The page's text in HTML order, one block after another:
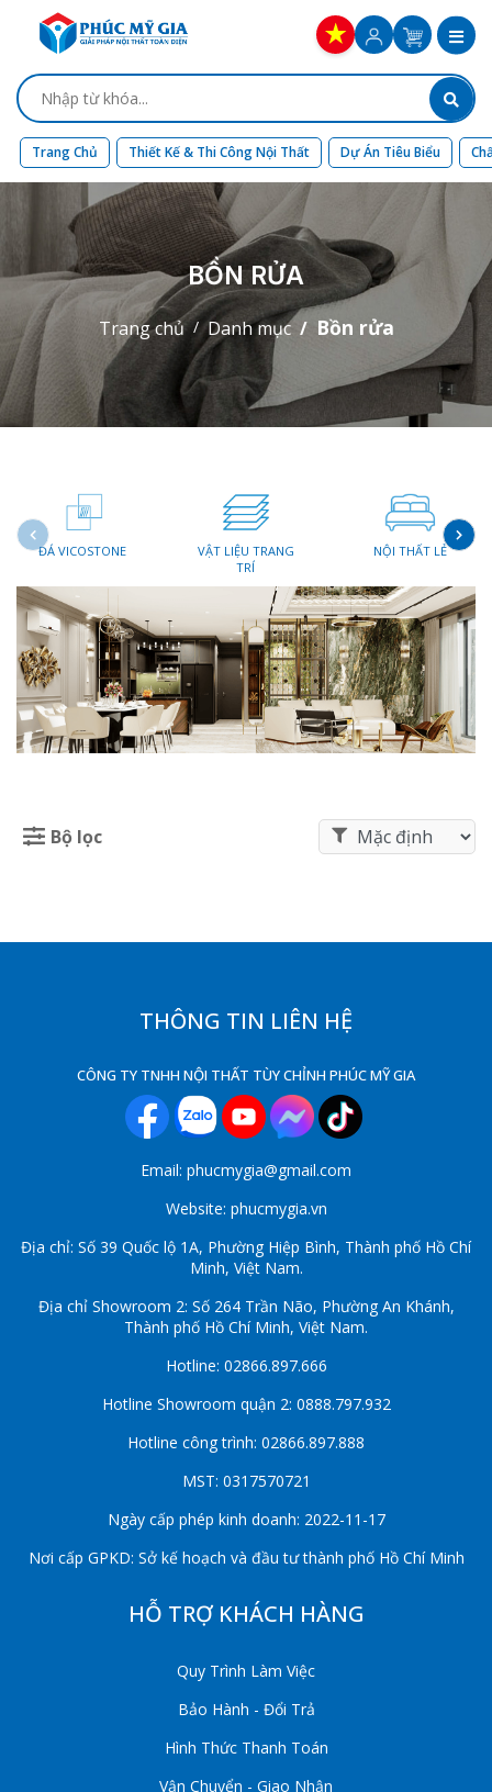
Trang Chủ Thiết Kế & Thi Công Nội Thất Dự Án Tiêu Biểu
BỒN RỬA
Trang chủ Danh mục Bồn rửa
ĐÁ VICOSTONE
VẬT LIỆU TRANG
TRÍ
NỘI THẤT LẺ
Bộ lọc
THÔNG TIN LIÊN HỆ
CÔNG TY TNHH NỘI THẤT TÙY CHỈNH PHÚC MỸ GIA
Email: phucmygia@gmail.com
Website: phucmygia.vn
Địa chỉ: Số 39 Quốc lộ 1A, Phường Hiệp Bình, Thành phố Hồ Chí
Minh, Việt Nam.
Địa chỉ Showroom 2: Số 264 Trần Não, Phường An Khánh,
Thành phố Hồ Chí Minh, Việt Nam.
Hotline: 02866.897.666
Hotline Showroom quận 2: 0888.797.932
Hotline công trình: 02866.897.888
MST: 0317570721
Ngày cấp phép kinh doanh: 2022-11-17
Nơi cấp GPKD: Sở kế hoạch và đầu tư thành phố Hồ Chí Minh
HỖ TRỢ KHÁCH HÀNG
Quy Trình Làm Việc
Bảo Hành - Đổi Trả
Hình Thức Thanh Toán
Vận Chuyển - Giao Nhận